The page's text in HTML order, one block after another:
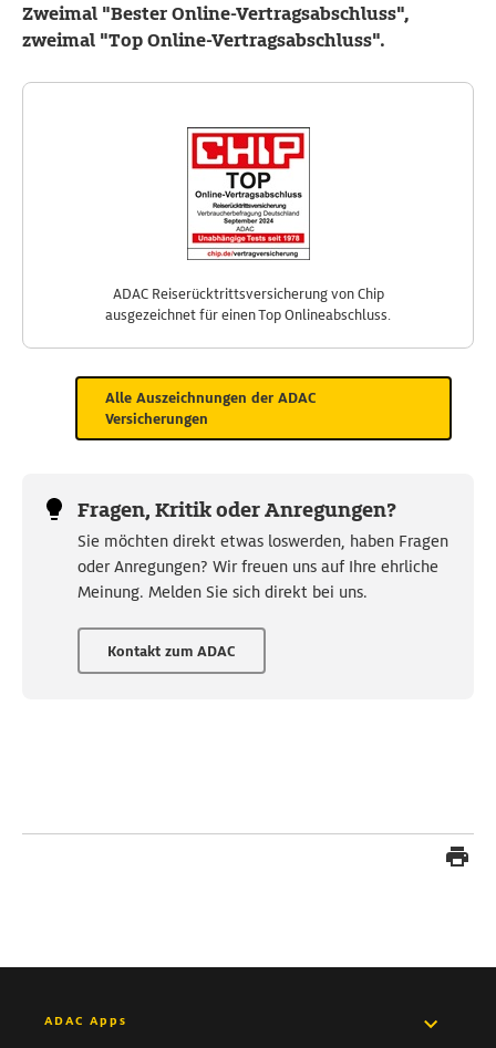
Zweimal "Bester Online-Vertragsabschluss",
zweimal "Top Online-Vertragsabschluss".
ADAC Reiserücktrittsversicherung von Chip
ausgezeichnet für einen Top Onlineabschluss.
Alle Auszeichnungen der ADAC
Versicherungen
Fragen, Kritik oder Anregungen?
Sie möchten direkt etwas loswerden, haben Fragen
oder Anregungen? Wir freuen uns auf Ihre ehrliche
Meinung. Melden Sie sich direkt bei uns.
Kontakt zum ADAC
ADAC Apps